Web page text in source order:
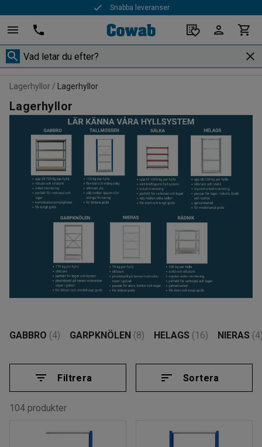
Snabba leveranser
Lagerhyllor Lagerhyllor
Lagerhyllor
GABBRO (4) GARPKNÖLEN (8) HELAGS (16) NIERAS
Filtrera Sortera
104 produkter